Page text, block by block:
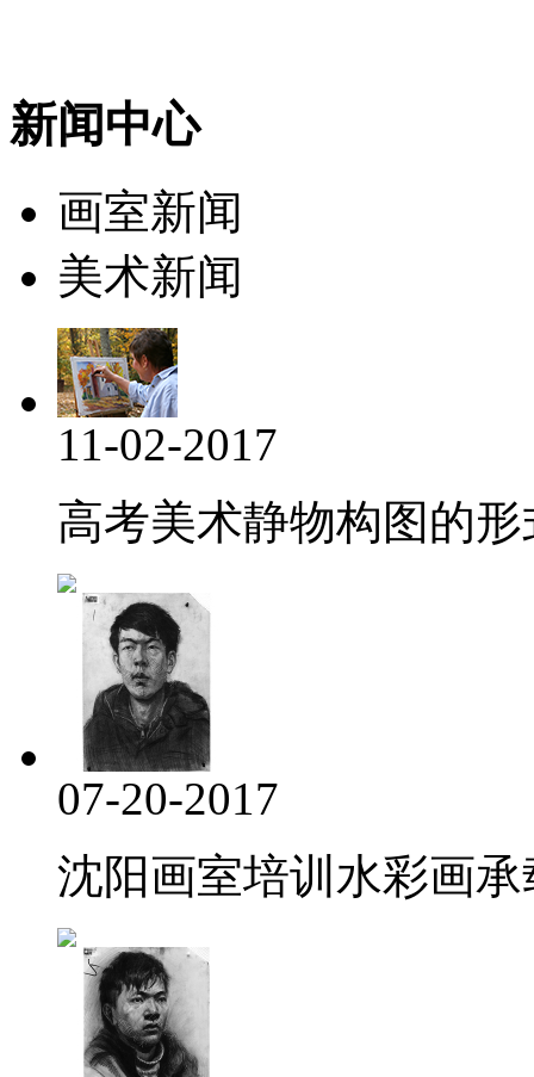
新闻中心
画室新闻
美术新闻
11-02-2017
高考美术静物构图的形
07-20-2017
沈阳画室培训水彩画承